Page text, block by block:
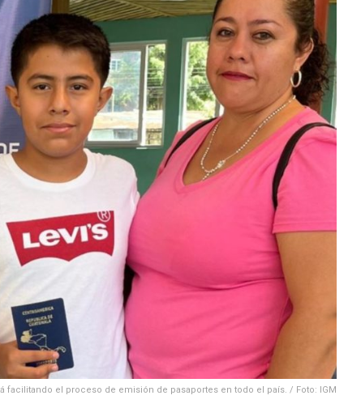
facilitando el proceso de emisión de pasaportes en todo el país. / Foto: IGM